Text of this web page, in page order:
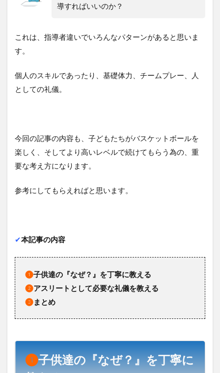
導すればいいのか？
これは、指導者違いでいろんなパターンがあると思いま
す。
個人のスキルであったり、基礎体力、チームプレー、人
としての礼儀。
今回の記事の内容も、子どもたちがバスケットボールを
楽しく、そしてより高いレベルで続けてもらう為の、重
要な考え方になります。
参考にしてもらえればと思います。
✔︎本記事の内容
❶子供達の『なぜ？』を丁寧に教える
❷アスリートとして必要な礼儀を教える
❸まとめ
❶子供達の『なぜ？』を丁寧に